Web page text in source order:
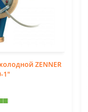
ZENNER
1"